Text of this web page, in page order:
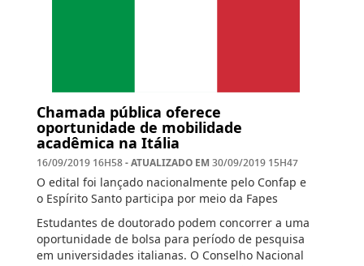
Chamada pública oferece
oportunidade de mobilidade
acadêmica na Itália
16/09/2019 16H58- ATUALIZADO EM 30/09/2019 15H47
O edital foi lançado nacionalmente pelo Confap e
o Espírito Santo participa por meio da Fapes
Estudantes de doutorado podem concorrer a uma
oportunidade de bolsa para período de pesquisa
em universidades italianas. O Conselho Nacional